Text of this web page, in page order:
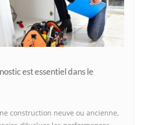
est essentiel dans le
construction neuve ou ancienne,